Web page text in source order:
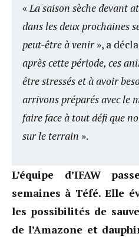
«La saison sèche devant
dans les deux prochaines
peut-être à venir», a
après cette période, ces
être stressés et à avoir
arrivons préparés avec le
faire face à tout défi que
sur le terrain ».
L’équipe d’IFAW
semaines à Téfé. Elle
les possibilités de
de l’Amazone et